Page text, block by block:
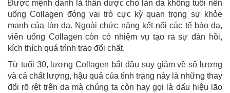
Được mệnh danh là thần dược cho làn da không tuổi nên
uống Collagen đóng vai trò cực kỳ quan trọng sự khỏe
mạnh của làn da. Ngoài chức năng kết nối các tế bào da,
viên uống Collagen còn có nhiệm vụ tạo ra sự đàn hồi,
kích thích quá trình trao đổi chất.
Từ tuổi 30, lượng Collagen bắt đầu suy giảm về số lượng
và cả chất lượng, hậu quả của tình trạng này là những thay
đổi rõ rệt trên da mà chúng ta còn hay gọi là dấu hiệu lão